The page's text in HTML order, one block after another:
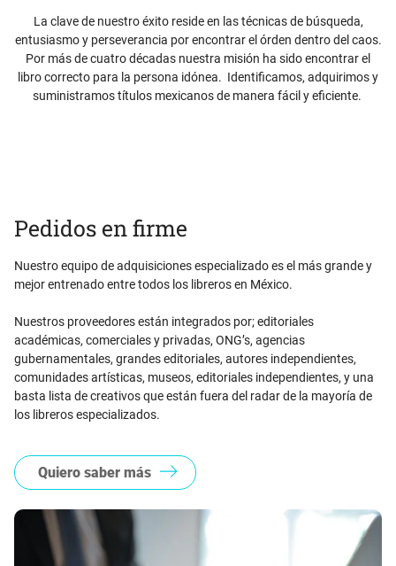
La clave de nuestro éxito reside en las técnicas de búsqueda,
entusiasmo y perseverancia por encontrar el órden dentro del caos.
Por más de cuatro décadas nuestra misión ha sido encontrar el
libro correcto para la persona idónea. Identificamos, adquirimos y
suministramos títulos mexicanos de manera fácil y eficiente.
Pedidos en firme
Nuestro equipo de adquisiciones especializado es el más grande y
mejor entrenado entre todos los libreros en México.
Nuestros proveedores están integrados por; editoriales
académicas, comerciales y privadas, ONG’s, agencias
gubernamentales, grandes editoriales, autores independientes,
comunidades artísticas, museos, editoriales independientes, y una
basta lista de creativos que están fuera del radar de la mayoría de
los libreros especializados.
Quiero saber más